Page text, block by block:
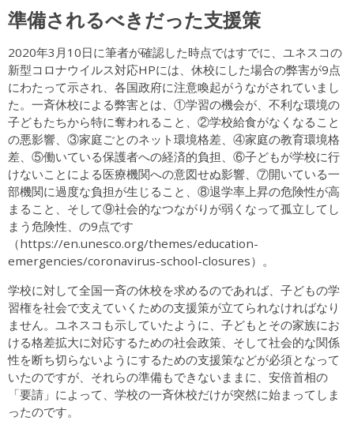
準備されるべきだった支援策
2020年3月10日に筆者が確認した時点ではすでに、ユネスコの
新型コロナウイルス対応HPには、休校にした場合の弊害が9点
にわたって示され、各国政府に注意喚起がうながされていまし
た。一斉休校による弊害とは、①学習の機会が、不利な環境の
子どもたちから特に奪われること、②学校給食がなくなること
の悪影響、③家庭ごとのネット環境格差、④家庭の教育環境格
差、⑤働いている保護者への経済的負担、⑥子どもが学校に行
けないことによる医療機関への意図せぬ影響、⑦開いている一
部機関に過度な負担が生じること、⑧退学率上昇の危険性が高
まること、そして⑨社会的なつながりが弱くなって孤立してし
まう危険性、の9点です
（https://en.unesco.org/themes/education-
emergencies/coronavirus-school-closures）。
学校に対して全国一斉の休校を求めるのであれば、子どもの学
習権を社会で支えていくための支援策が立てられなければなり
ません。ユネスコも示していたように、子どもとその家族にお
ける格差拡大に対応するための社会政策、そして社会的な関係
性を断ち切らないようにするための支援策などが必須となって
いたのですが、それらの準備もできないままに、安倍首相の
「要請」によって、学校の一斉休校だけが突然に始まってしま
ったのです。